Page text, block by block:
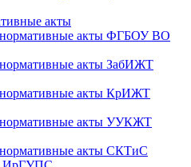
акты
акты ФГБОУ ВО
акты ЗабИЖТ
акты КрИЖТ
акты УУКЖТ
акты СКТиС